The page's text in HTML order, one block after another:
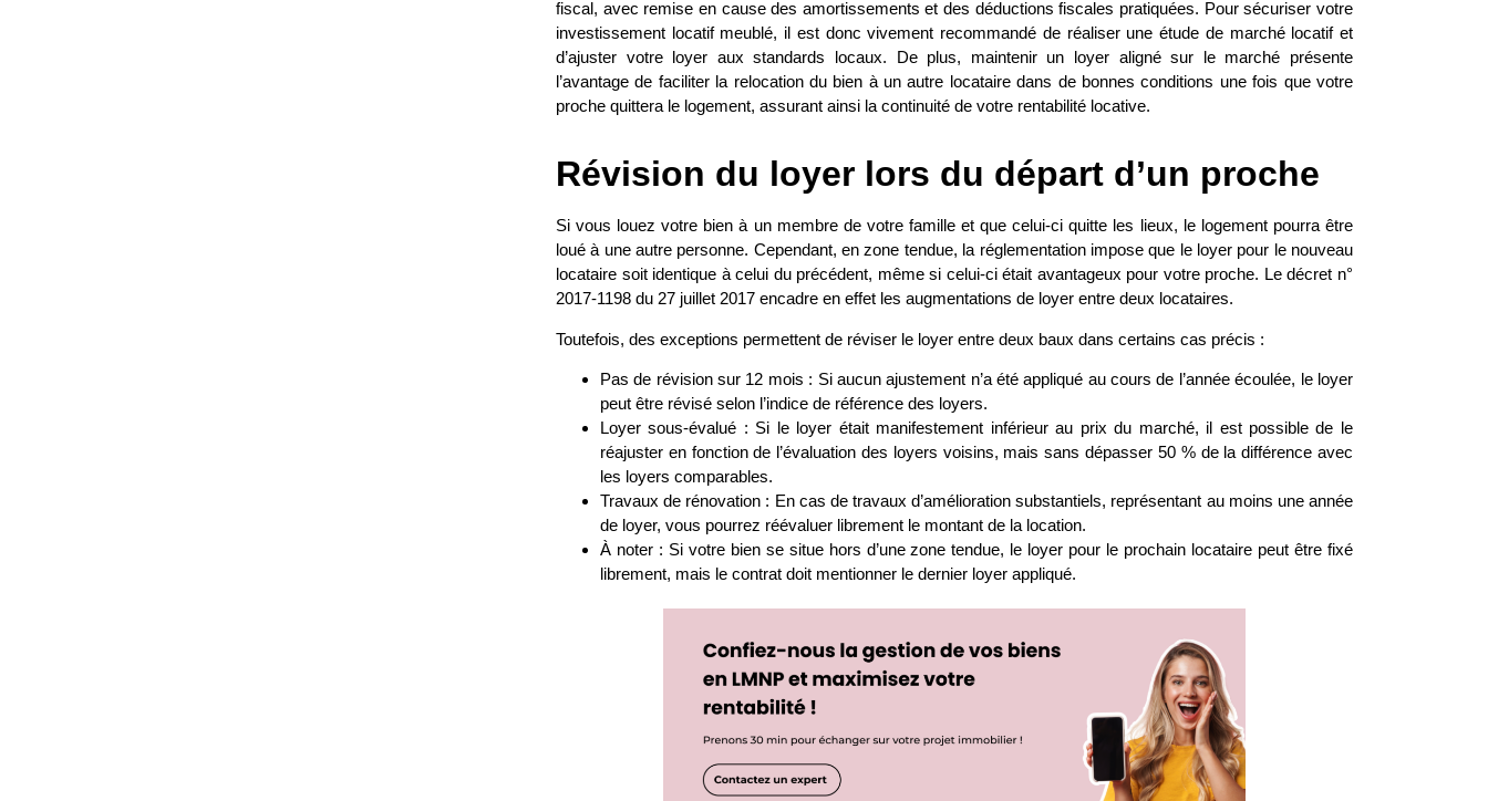
fiscal, avec remise en cause des amortissements et des déductions fiscales pratiquées. Pour sécuriser votre
investissement locatif meublé, il est donc vivement recommandé de réaliser une étude de marché locatif et
d’ajuster votre loyer aux standards locaux. De plus, maintenir un loyer aligné sur le marché présente
l’avantage de faciliter la relocation du bien à un autre locataire dans de bonnes conditions une fois que votre
proche quittera le logement, assurant ainsi la continuité de votre rentabilité locative.
Révision du loyer lors du départ d’un proche
Si vous louez votre bien à un membre de votre famille et que celui-ci quitte les lieux, le logement pourra être
loué à une autre personne. Cependant, en zone tendue, la réglementation impose que le loyer pour le nouveau
locataire soit identique à celui du précédent, même si celui-ci était avantageux pour votre proche. Ledécret n°
2017-1198 du 27 juillet 2017 encadre en effet les augmentations de loyer entre deux locataires.
Toutefois, des exceptions permettent de réviser le loyer entre deux baux dans certains cas précis :
Pas de révision sur 12 mois : Si aucun ajustement n’a été appliqué au cours de l’année écoulée, le loyer
peut être révisé selon l’indice de référence des loyers.
Loyer sous-évalué : Si le loyer était manifestement inférieur au prix du marché, il est possible de le
réajuster en fonction de l’évaluation des loyers voisins, mais sans dépasser 50 % de la différence avec
les loyers comparables.
Travaux de rénovation : En cas de travaux d’amélioration substantiels, représentant au moins une année
de loyer, vous pourrez réévaluer librement le montant de la location.
À noter : Si votre bien se situe hors d’une zone tendue, le loyer pour le prochain locataire peut être fixé
librement, mais le contrat doit mentionner le dernier loyer appliqué.